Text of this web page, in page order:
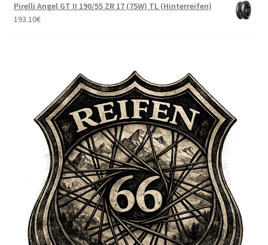
Pirelli Angel GT II 190/55 ZR 17 (75W) TL (Hinterreifen)
193.10€